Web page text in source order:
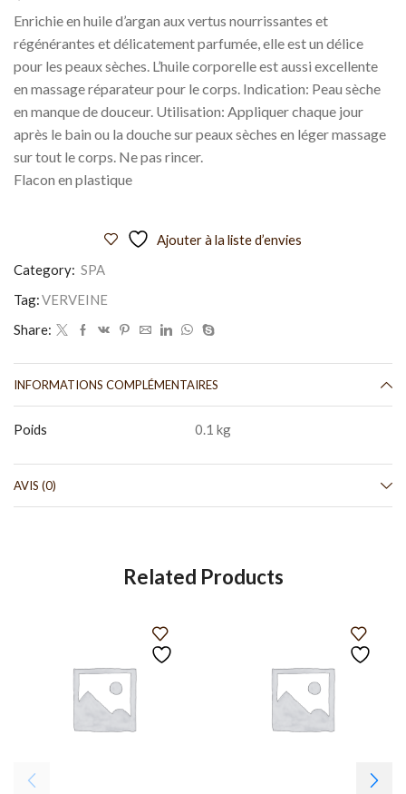
Enrichie en huile d’argan aux vertus nourrissantes et
régénérantes et délicatement parfumée, elle est un délice
pour les peaux sèches. L’huile corporelle est aussi excellente
en massage réparateur pour le corps. Indication: Peau sèche
en manque de douceur. Utilisation: Appliquer chaque jour
après le bain ou la douche sur peaux sèches en léger massage
sur tout le corps. Ne pas rincer.
Flacon en plastique
Ajouter à la liste d’envies
Category: SPA
Tag:VERVEINE
Share:
INFORMATIONS COMPLÉMENTAIRES
Poids 0.1 kg
AVIS (0)
Related Products